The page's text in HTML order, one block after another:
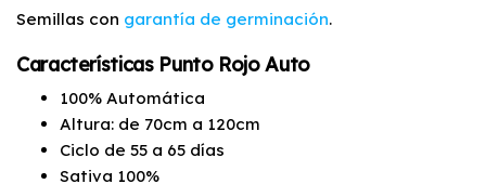
Semillas con garantía de germinación.
Características Punto Rojo Auto
100% Automática
Altura: de 70cm a 120cm
Ciclo de 55 a 65 días
Sativa 100%